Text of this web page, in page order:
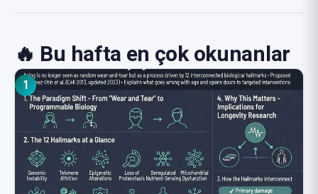
🔥 Bu hafta en çok okunanlar
1